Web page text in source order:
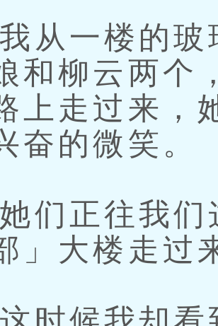
从一楼的玻
和柳云两个
上走过来，
奋的微笑。
们正往我们
」大楼走过